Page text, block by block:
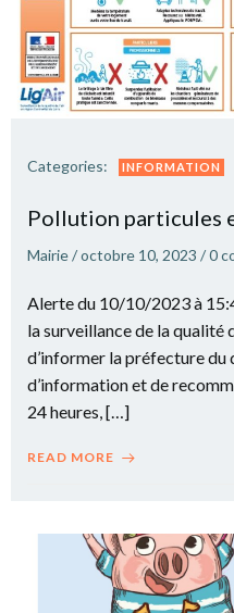
Categories: INFORMATION
Pollution particules
Mairie/octobre 10, 2023 /0
Alerte du 10/10/2023 à
la surveillance de la qualité
d’informer la préfecture du
d’information et de
24 heures, […]
READ MORE